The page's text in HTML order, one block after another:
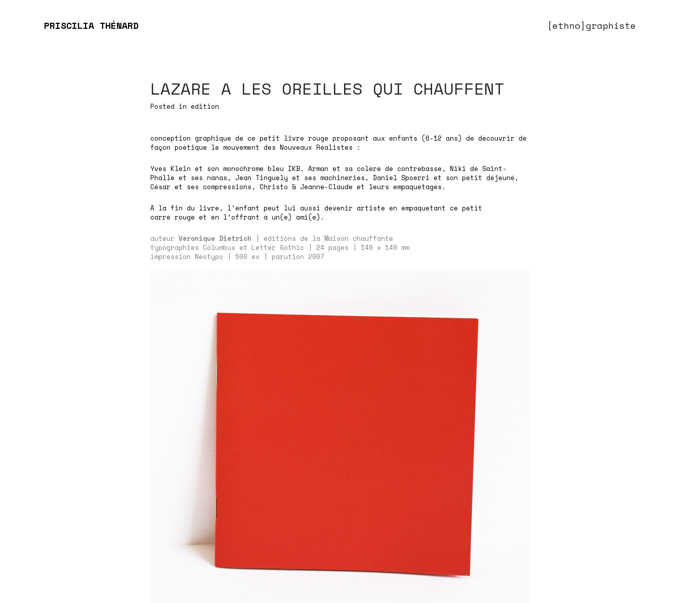
PRISCILIA THÉNARD [ethno]graphiste
LAZARE A LES OREILLES QUI CHAUFFENT
Posted in édition
conception graphique de ce petit livre rouge proposant aux enfants (6-12 ans) de découvrir de
façon poétique le mouvement des Nouveaux Réalistes :
Yves Klein et son monochrome bleu IKB, Arman et sa colère de contrebasse, Niki de Saint-
Phalle et ses nanas, Jean Tinguely et ses machineries, Daniel Spoerri et son petit déjeuné,
César et ses compressions, Christo & Jeanne-Claude et leurs empaquetages.
À la fin du livre, l’enfant peut lui aussi devenir artiste en empaquetant ce petit
carré rouge et en l’offrant à un(e) ami(e).
auteur Véronique Dietrich
éditions de la Maison chauffante
typographies Columbus et Letter Gothic | 24 pages | 140 x 140 mm
impression Néotypo | 500 ex | parution 2007